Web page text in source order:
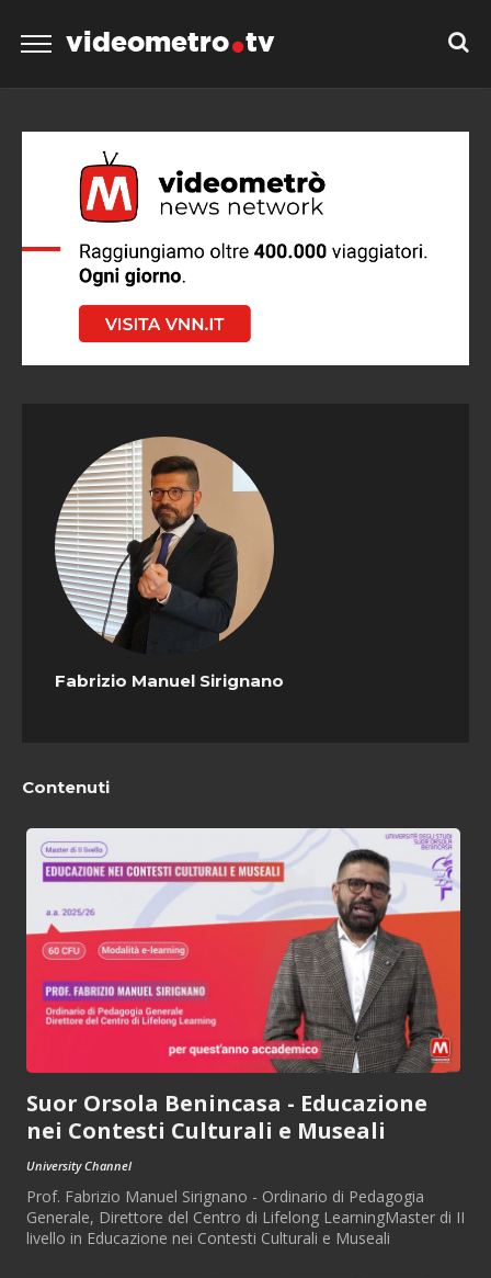
videometro tv
Fabrizio Manuel Sirignano
Contenuti
Suor Orsola Benincasa - Educazione
nei Contesti Culturali e Museali
University Channel
Prof. Fabrizio Manuel Sirignano - Ordinario di Pedagogia
Generale, Direttore del Centro di Lifelong LearningMaster di II
livello in Educazione nei Contesti Culturali e Museali